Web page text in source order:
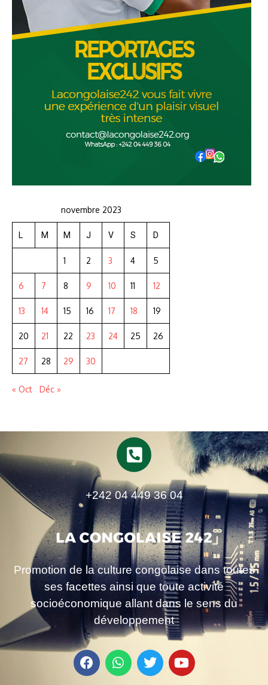
novembre 2023
L M M J V S D
1 2 3 4 5
6 7 8 9 10 11 12
13 14 15 16 17 18 19
20 21 22 23 24 25 26
27 28 29 30
« Oct Déc »
+242 04 449 36 04
Promotion de la culture congolaise dans toutes
ses facettes ainsi que toute activité
socioéconomique allant dans le sens du
développement